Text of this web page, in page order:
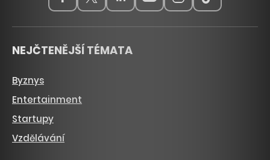
NEJČTENĚJŠÍ TÉMATA
Byznys
Entertainment
Startupy
Vzdělávání